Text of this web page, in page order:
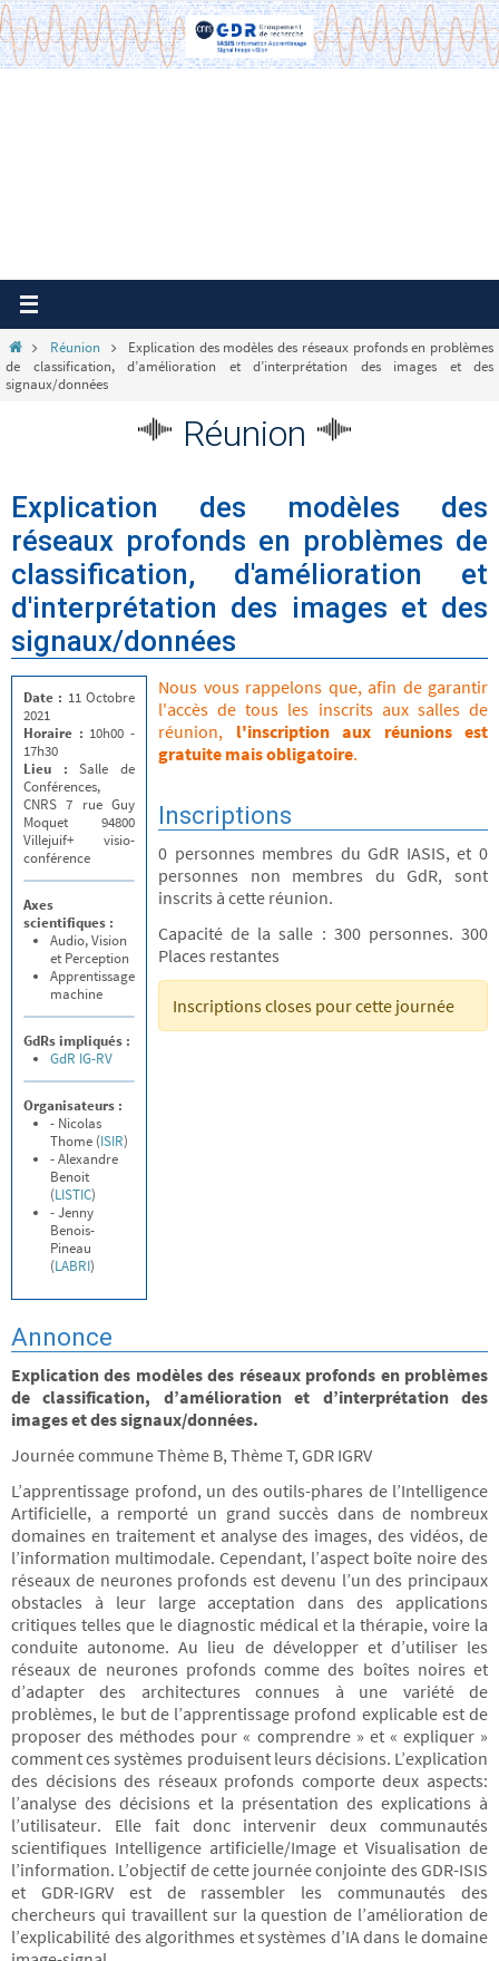
Passer
vers
le
HomeRéunion
Explication des modèles des réseaux profonds en problèmes
de classification, d’amélioration et d’interprétation des images et des
signaux/données
Réunion
Explication des modèles des
réseaux profonds en problèmes de
classification, d'amélioration et
d'interprétation des images et des
signaux/données
Date : 11 Octobre
2021
Horaire : 10h00 -
17h30
Lieu :Salle de
Conférences,
CNRS 7 rue Guy
Moquet 94800
Villejuif+ visio-
conférence
Axes
scientifiques :
Audio, Vision
et Perception
Apprentissage
machine
GdRs impliqués :
GdR IG-RV
Organisateurs :
- Nicolas
Thome (ISIR)
- Alexandre
Benoit
(LISTIC)
- Jenny
Benois-
Pineau
(LABRI)
Nous vous rappelons que, afin de garantir
l'accès de tous les inscrits aux salles de
réunion, l'inscription aux réunions est
gratuite mais obligatoire.
Inscriptions
0 personnes membres du GdR IASIS, et 0
personnes non membres du GdR, sont
inscrits à cette réunion.
Capacité de la salle : 300 personnes. 300
Places restantes
Inscriptions closes pour cette journée
Annonce
Explication des modèles des réseaux profonds en problèmes
de classification, d’amélioration et d’interprétation des
images et des signaux/données.
Journée commune Thème B, Thème T, GDR IGRV
L’apprentissage profond, un des outils-phares de l’Intelligence
Artificielle, a remporté un grand succès dans de nombreux
domaines en traitement et analyse des images, des vidéos, de
l’information multimodale. Cependant, l’aspect boîte noire des
réseaux de neurones profonds est devenu l’un des principaux
obstacles à leur large acceptation dans des applications
critiques telles que le diagnostic médical et la thérapie, voire la
conduite autonome. Au lieu de développer et d’utiliser les
réseaux de neurones profonds comme des boîtes noires et
d’adapter des architectures connues à une variété de
problèmes, le but de l’apprentissage profond explicable est de
proposer des méthodes pour « comprendre » et « expliquer »
comment ces systèmes produisent leurs décisions. L’explication
des décisions des réseaux profonds comporte deux aspects:
l’analyse des décisions et la présentation des explications à
l’utilisateur. Elle fait donc intervenir deux communautés
scientifiques Intelligence artificielle/Image et Visualisation de
l’information. L’objectif de cette journée conjointe des GDR-ISIS
et GDR-IGRV est de rassembler les communautés des
chercheurs qui travaillent sur la question de l’amélioration de
l’explicabilité des algorithmes et systèmes d’IA dans le domaine